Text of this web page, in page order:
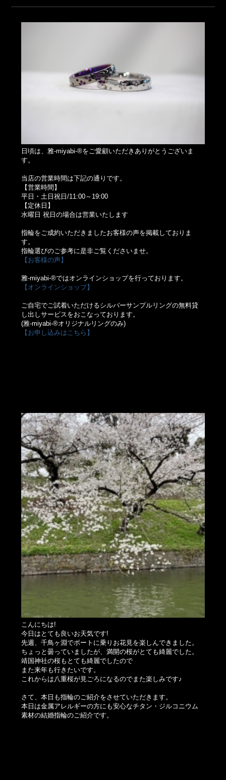
日頃は、雅-miyabi-®をご愛顧いただきありがとうございま
す。
当店の営業時間は下記の通りです。
【営業時間】
平日・土日祝日/11:00～19:00
【定休日】
水曜日 祝日の場合は営業いたします
指輪をご成約いただきましたお客様の声を掲載しておりま
す。
指輪選びのご参考に是非ご覧くださいませ。
【お客様の声】
雅-miyabi-®ではオンラインショップを行っております。
【オンラインショップ】
ご自宅でご試着いただけるシルバーサンプルリングの無料貸
し出しサービスをおこなっております。
(雅-miyabi-®オリジナルリングのみ)
【お申し込みはこちら】
こんにちは!
今日はとても良いお天気です!
先週、千鳥ヶ淵でボートに乗りお花見を楽しんできました。
ちょっと曇っていましたが、満開の桜がとても綺麗でした。
靖国神社の桜もとても綺麗でしたので
また来年も行きたいです。
これからは八重桜が見ごろになるのでまた楽しみです♪
さて、本日も指輪のご紹介をさせていただきます。
本日は金属アレルギーの方にも安心なチタン・ジルコニウム
素材の結婚指輪のご紹介です。